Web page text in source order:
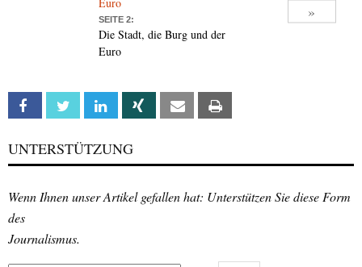
Euro
SEITE 2:
Die Stadt, die Burg und der
Euro
»
Facebook Twitter Linkedin Xing Email
UNTERSTÜTZUNG
Wenn Ihnen unser Artikel gefallen hat: Unterstützen Sie diese Form
des
Journalismus.